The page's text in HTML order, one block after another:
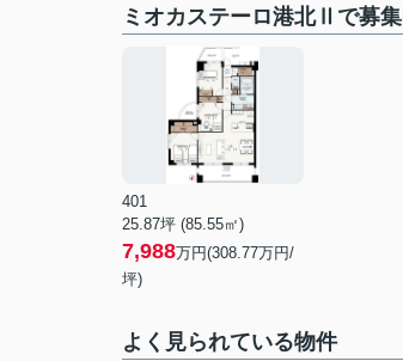
ミオカステーロ港北Ⅱで募
401
25.87坪 (85.55㎡)
7,988万円(308.77万円/
坪)
よく見られている物件